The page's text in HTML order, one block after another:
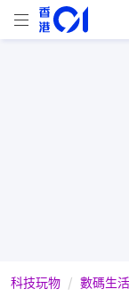
科技玩物 數碼生活